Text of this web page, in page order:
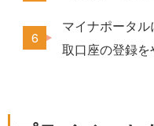
マイナポータ
取口座の登録を